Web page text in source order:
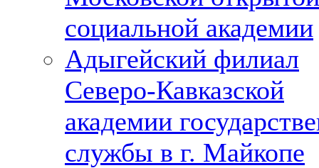
социальной академии
Адыгейский филиал
Северо-Кавказской
академии
службы в г. Майкопе